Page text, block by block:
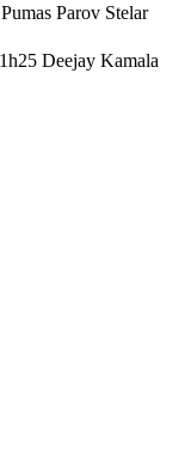
Parov Stelar
Deejay Kamala